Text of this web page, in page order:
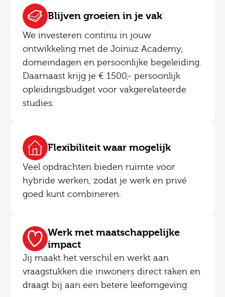
Blijven groeien in je vak
We investeren continu in jouw
ontwikkeling met de Joinuz Academy,
domeindagen en persoonlijke begeleiding.
Daarnaast krijg je € 1500,- persoonlijk
opleidingsbudget voor vakgerelateerde
studies.
Flexibiliteit waar mogelijk
Veel opdrachten bieden ruimte voor
hybride werken, zodat je werk en privé
goed kunt combineren.
Werk met maatschappelijke
impact
Jij maakt het verschil en werkt aan
vraagstukken die inwoners direct raken en
draagt bij aan een betere leefomgeving.